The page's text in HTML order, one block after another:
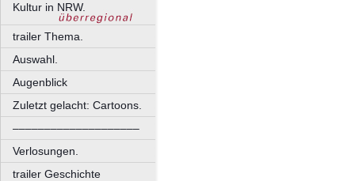
Kultur in NRW.
trailer Thema.
Auswahl.
Augenblick
Zuletzt gelacht: Cartoons.
––––––––––––––––––––
Verlosungen.
trailer Geschichte